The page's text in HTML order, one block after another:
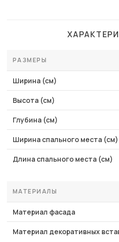
РАЗМЕРЫ
Ширина (см)
Высота (см)
Глубина (см)
Ширина спального места (см)
Длина спального места (см)
МАТЕРИАЛЫ
Материал фасада
Материал декоративных